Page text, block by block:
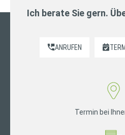
Ich berate Sie gern.
ANRUFEN
Termin bei